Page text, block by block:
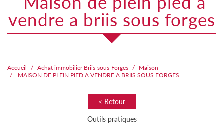
vendre a briis sous forges
Accueil Achat immobilier Briis-sous-Forges
Maison
MAISON DE PLEIN PIED A VENDRE A BRIIS SOUS FORGES
< Retour
Outils pratiques